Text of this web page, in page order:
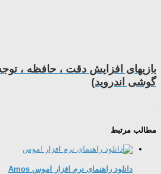
بازیهای افزایش دقت ، حافظه ،
گوشی اندروید)
مطالب مرتبط
دانلود راهنمای نرم افزار اموس Amos